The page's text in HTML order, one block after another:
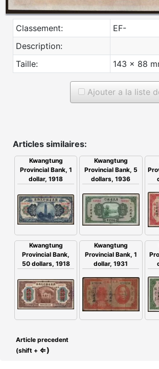
Classement:
EF-
Description:
Taille:
143 x 88
Ajouter a la liste
Articles similaires:
Kwangtung
Provincial Bank, 1
dollar, 1918
Kwangtung
Provincial Bank, 5
dollars, 1936
Kwangtung
Provincial Bank,
50 dollars, 1918
Kwangtung
Provincial Bank, 1
dollar, 1931
Article precedent
(shift + ⇐)